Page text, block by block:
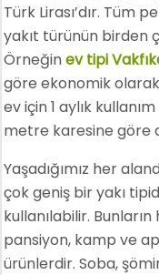
Türk Lirası’dır. Tüm
yakıt türünün birden
Örneğinev tipi
göre ekonomik
ev için 1 aylık
metre karesine göre
Yaşadığımız her
çok geniş bir yakı
kullanılabilir.
pansiyon, kamp ve
ürünlerdir. Soba,